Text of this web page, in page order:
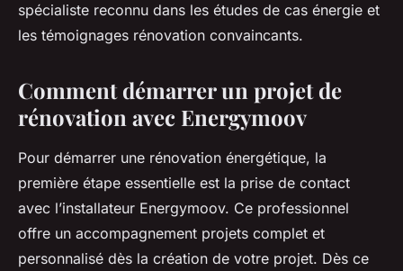
spécialiste reconnu dans les études de cas énergie et
les témoignages rénovation convaincants.
Comment démarrer un projet de
rénovation avec Energymoov
Pour démarrer une rénovation énergétique, la
première étape essentielle est la prise de contact
avec l’installateur Energymoov. Ce professionnel
offre un accompagnement projets complet et
personnalisé dès la création de votre projet. Dès ce